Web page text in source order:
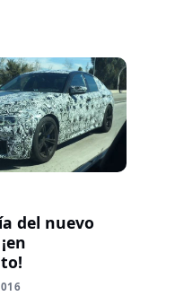
del nuevo